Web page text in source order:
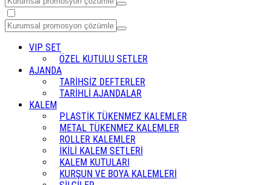
VIP SET
ÖZEL KUTULU SETLER
AJANDA
TARİHSİZ DEFTERLER
TARİHLİ AJANDALAR
KALEM
PLASTİK TÜKENMEZ KALEMLER
METAL TÜKENMEZ KALEMLER
ROLLER KALEMLER
İKİLİ KALEM SETLERİ
KALEM KUTULARI
KURŞUN VE BOYA KALEMLERİ